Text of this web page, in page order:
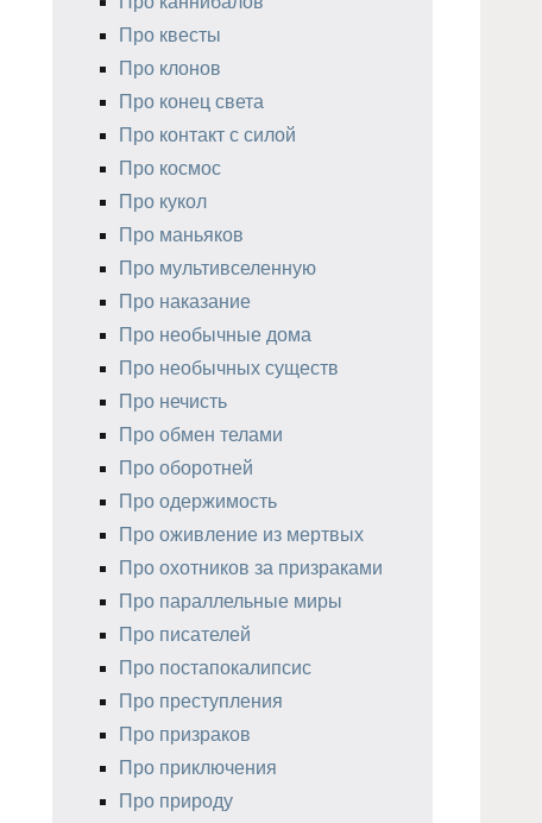
Про квесты
Про клонов
Про конец света
Про контакт с силой
Про космос
Про кукол
Про маньяков
Про мультивселенную
Про наказание
Про необычные дома
Про необычных существ
Про нечисть
Про обмен телами
Про оборотней
Про одержимость
Про оживление из мертвых
Про охотников за призраками
Про параллельные миры
Про писателей
Про постапокалипсис
Про преступления
Про призраков
Про приключения
Про природу